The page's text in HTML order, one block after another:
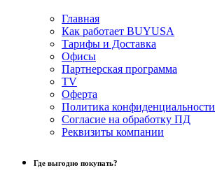
Главная
Как работает BUYUSA
Тарифы и Доставка
Офисы
Партнерская программа
TV
Оферта
Политика конфиденциальности
Согласие на обработку ПД
Реквизиты компании
Где выгодно покупать?